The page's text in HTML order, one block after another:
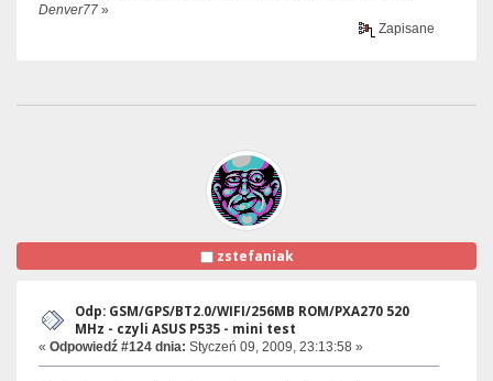
Denver77 »
Zapisane
zstefaniak
Odp: GSM/GPS/BT2.0/WIFI/256MB ROM/PXA270 520
MHz - czyli ASUS P535 - mini test
« Odpowiedź #124 dnia: Styczeń 09, 2009, 23:13:58 »